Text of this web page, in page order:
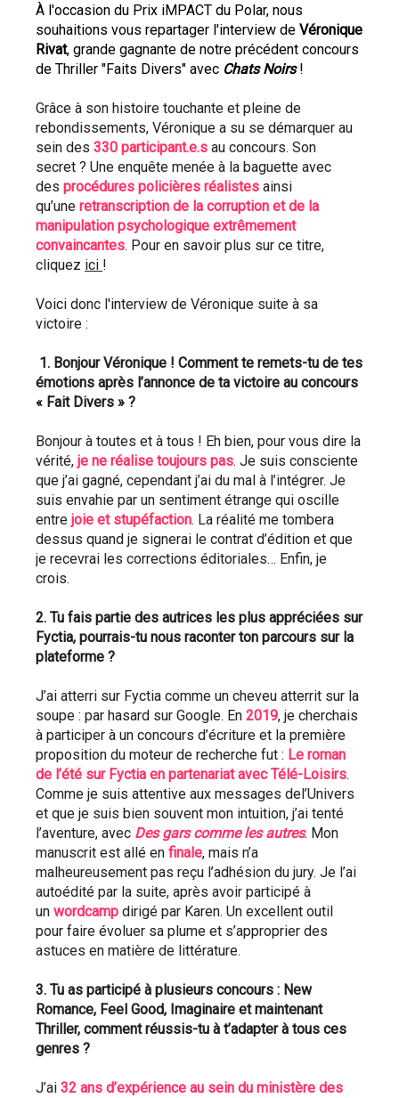
À l'occasion du Prix iMPACT du Polar, nous
souhaitions vous repartager l'interview de Véronique
Rivat, grande gagnante de notre précédent concours
de Thriller "Faits Divers" avec Chats Noirs !
Grâce à son histoire touchante et pleine de
rebondissements, Véronique a su se démarquer au
sein des 330 participant.e.s au concours. Son
secret ? Une enquête menée à la baguette avec
des procédures policières réalistes ainsi
qu’une retranscription de la corruption et de la
manipulation psychologique extrêmement
convaincantes. Pour en savoir plus sur ce titre,
cliquez ici !
Voici donc l'interview de Véronique suite à sa
victoire :
1. Bonjour Véronique ! Comment te remets-tu de tes
émotions après l’annonce de ta victoire au concours
« Fait Divers » ?
Bonjour à toutes et à tous ! Eh bien, pour vous dire la
vérité, je ne réalise toujours pas. Je suis consciente
que j’ai gagné, cependant j’ai du mal à l’intégrer. Je
suis envahie par un sentiment étrange qui oscille
entre joie et stupéfaction. La réalité me tombera
dessus quand je signerai le contrat d’édition et que
je recevrai les corrections éditoriales… Enfin, je
crois.
2. Tu fais partie des autrices les plus appréciées sur
Fyctia, pourrais-tu nous raconter ton parcours sur la
plateforme ?
J’ai atterri sur Fyctia comme un cheveu atterrit sur la
soupe : par hasard sur Google. En 2019, je cherchais
à participer à un concours d’écriture et la première
proposition du moteur de recherche fut : Le roman
de l’été sur Fyctia en partenariat avec Télé-Loisirs.
Comme je suis attentive aux messages del’Univers
et que je suis bien souvent mon intuition, j’ai tenté
l’aventure, avec Des gars comme les autres. Mon
manuscrit est allé en finale, mais n’a
malheureusement pas reçu l’adhésion du jury. Je l’ai
autoédité par la suite, après avoir participé à
un wordcamp dirigé par Karen. Un excellent outil
pour faire évoluer sa plume et s’approprier des
astuces en matière de littérature.
3. Tu as participé à plusieurs concours : New
Romance, Feel Good, Imaginaire et maintenant
Thriller, comment réussis-tu à t’adapter à tous ces
genres ?
J’ai 32 ans d’expérience au sein du ministère des